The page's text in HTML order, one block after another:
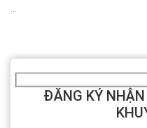
...
ĐĂNG KÝ